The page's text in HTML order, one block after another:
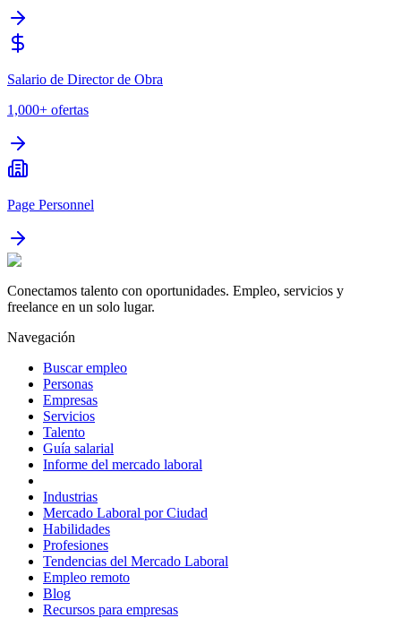
Salario de Director de Obra
1,000+ ofertas
Page Personnel
Conectamos talento con oportunidades. Empleo, servicios y
freelance en un solo lugar.
Navegación
Buscar empleo
Personas
Empresas
Servicios
Talento
Guía salarial
Informe del mercado laboral
Industrias
Mercado Laboral por Ciudad
Habilidades
Profesiones
Tendencias del Mercado Laboral
Empleo remoto
Blog
Recursos para empresas